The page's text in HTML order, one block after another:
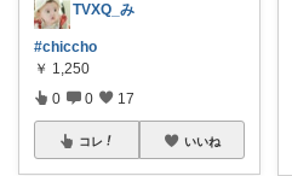
TVXQ_み
#chiccho
￥ 1,250
0 0 17
コレ いいね